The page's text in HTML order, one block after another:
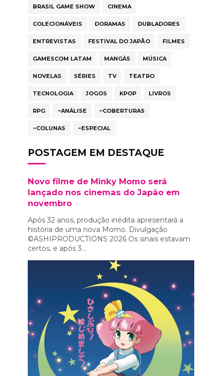
BRASIL GAME SHOW CINEMA
COLECIONÁVEIS DORAMAS DUBLADORES
ENTREVISTAS FESTIVAL DO JAPÃO FILMES
GAMESCOM LATAM MANGÁS MÚSICA
NOVELAS SÉRIES TV TEATRO
TECNOLOGIA JOGOS KPOP LIVROS
RPG ~ANÁLISE ~COBERTURAS
~COLUNAS ~ESPECIAL
POSTAGEM EM DESTAQUE
Novo filme de Minky Momo será
lançado nos cinemas do Japão em
novembro
Após 32 anos, produção inédita apresentará a
história de uma nova Momo. Divulgação
©ASHIPRODUCTIONS 2026 Os sinais estavam
certos, e após 3...